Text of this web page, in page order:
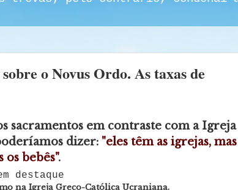
o Novus Ordo. As taxas de
sacramentos em contraste com a Igreja
dizer: "eles têm as igrejas, mas
os bebês".
na Igreja Greco-Católica Ucraniana.